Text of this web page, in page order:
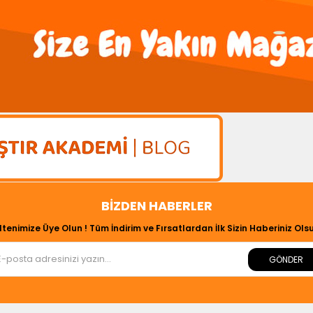
BIZDEN HABERLER
Üye Olun ! Tüm İndirim ve Fırsatlardan İlk Sizin Haberiniz
GÖNDER